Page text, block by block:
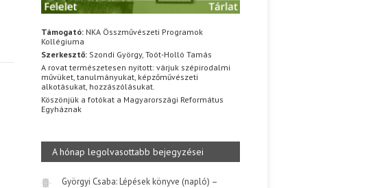
Támogató: NKA Összművészeti Programok
Kollégiuma
Szerkesztő: Szondi György, Toót-Holló Tamás
A rovat természetesen nyitott: várjuk szépirodalmi
művüket, tanulmányukat, képzőművészeti
alkotásukat, hozzászólásukat.
Köszönjük a fotókat a Magyarországi Református
Egyháznak
A hónap legolvasottabb bejegyzései
Györgyi Csaba: Lépések könyve (napló) –